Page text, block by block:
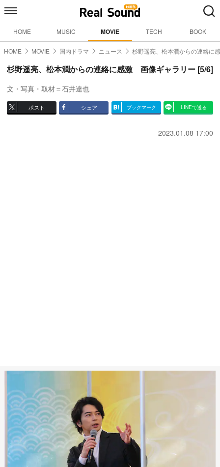
HOME MUSIC MOVIE TECH BOOK
HOME MOVIE 国内ドラマ ニュース 杉野遥亮、松本潤からの連絡に
杉野遥亮、松本潤からの連絡に感激 画像ギャラリー [5/6]
文・写真・取材＝石井達也
ポスト シェア ブックマーク LINEで送る
2023.01.08 17:00